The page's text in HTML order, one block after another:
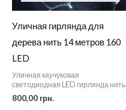
Уличная гирлянда для
дерева нить 14 метров 160
LED
Уличная каучуковая
светодиодная LED гирлянда нить
800,00 грн.